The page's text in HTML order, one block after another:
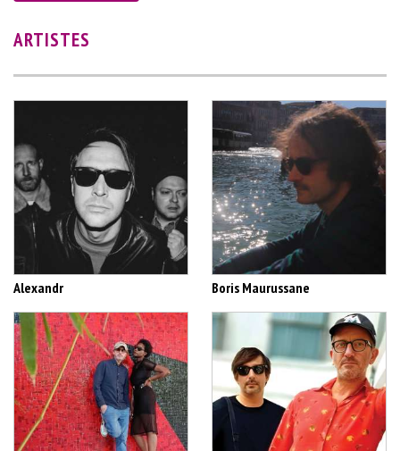
ARTISTES
Alexandr Boris Maurussane